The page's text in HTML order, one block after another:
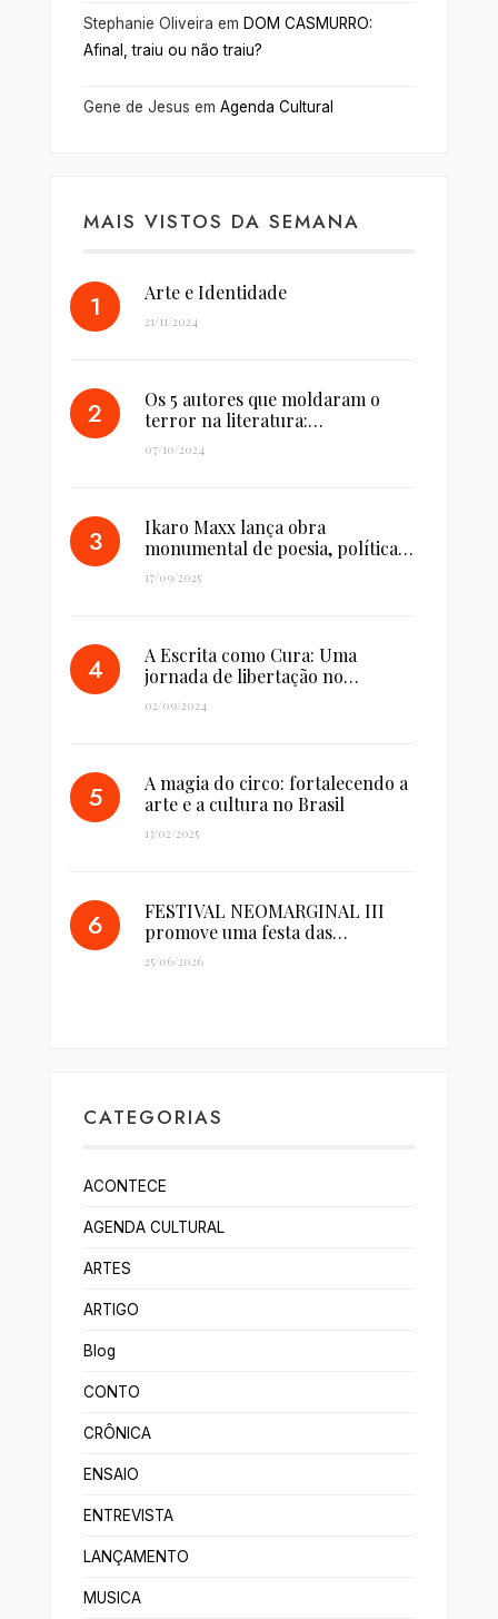
Stephanie Oliveira em DOM CASMURRO:
Afinal, traiu ou não traiu?
Gene de Jesus em Agenda Cultural
MAIS VISTOS DA SEMANA
Arte e Identidade
21/11/2024
Os 5 autores que moldaram o
terror na literatura:…
07/10/2024
Ikaro Maxx lança obra
monumental de poesia, política…
17/09/2025
A Escrita como Cura: Uma
jornada de libertação no…
02/09/2024
A magia do circo: fortalecendo a
arte e a cultura no Brasil
13/02/2025
FESTIVAL NEOMARGINAL III
promove uma festa das…
25/06/2026
CATEGORIAS
ACONTECE
AGENDA CULTURAL
ARTES
ARTIGO
Blog
CONTO
CRÔNICA
ENSAIO
ENTREVISTA
LANÇAMENTO
MUSICA